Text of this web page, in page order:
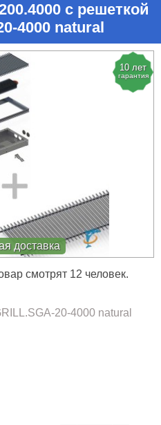
с решеткой
4000 natural
10 лет
гарантия
доставка
смотрят 12 человек.
20-4000 natural